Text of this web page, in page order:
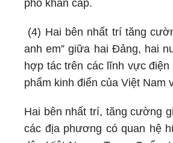
phó khẩn cấp.
(4) Hai bên nhất trí tăng
anh em” giữa hai Đảng, hai
hợp tác trên các lĩnh vực
phẩm kinh điển của Việt Nam
Hai bên nhất trí, tăng cường
các địa phương có quan hệ